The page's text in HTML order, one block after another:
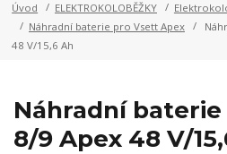
Úvod ELEKTROKOLOBĚŽKY
Náhradní baterie pro Vsett Apex
48 V/15,6 Ah
Náhradní
8/9 Apex 48 V/